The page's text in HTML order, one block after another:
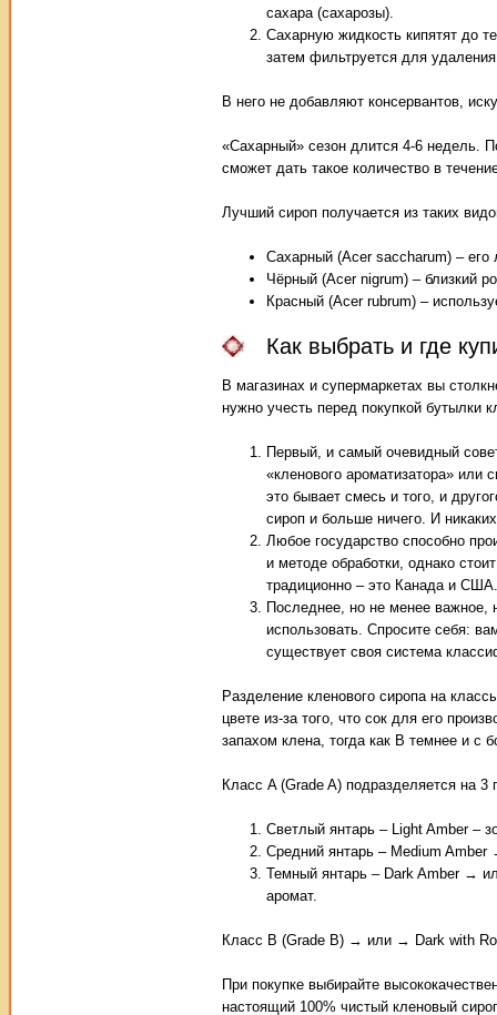
сахара (сахарозы).
Сахарную жидкость кипятят до
затем фильтруется для
В него не добавляют консервантов,
«Сахарный» сезон длится 4-6 недель.
сможет дать такое количество в
Лучший сироп получается из таких
Сахарный (Acer saccharum) – его
Чёрный (Acer nigrum) – близкий
Красный (Acer rubrum) –
Как выбрать и где
В магазинах и супермаркетах вы
нужно учесть перед покупкой бутылки
Первый, и самый очевидный
«кленового ароматизатора» или
это бывает смесь и того, и
сироп и больше ничего. И
Любое государство способно
и методе обработки, однако
традиционно – это Канада и США.
Последнее, но не менее важное,
использовать. Спросите себя:
существует своя система
Разделение кленового сиропа на
цвете из-за того, что сок для его
запахом клена, тогда как B темнее и
Класс A (Grade A) подразделяется на 3
Светлый янтарь – Light Amber –
Средний янтарь – Medium
Темный янтарь – Dark Amber →
аромат.
Класс B (Grade B) → или → Dark with
При покупке выбирайте
настоящий 100% чистый кленовый